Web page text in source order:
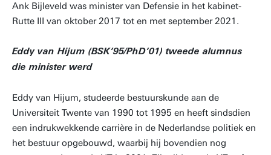
Ank Bijleveld was minister van Defensie in het kabinet-
Rutte III van oktober 2017 tot en met september 2021.
Eddy van Hijum (BSK’95/PhD’01) tweede alumnus
die minister werd
Eddy van Hijum, studeerde bestuurskunde aan de
Universiteit Twente van 1990 tot 1995 en heeft sindsdien
een indrukwekkende carrière in de Nederlandse politiek en
het bestuur opgebouwd, waarbij hij bovendien nog